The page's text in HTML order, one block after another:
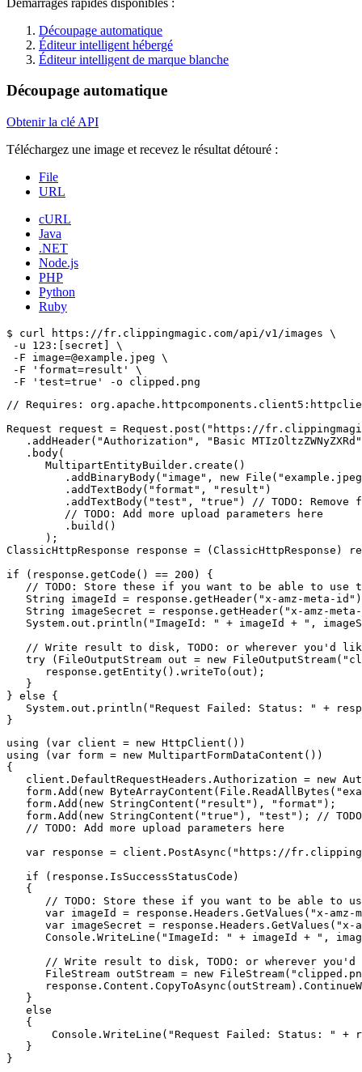
Découpage automatique
Éditeur intelligent hébergé
Éditeur intelligent de marque blanche
Découpage automatique
Obtenir la clé API
Téléchargez une image et recevez le résultat détouré :
File
URL
cURL
Java
.NET
Node.js
PHP
Python
Ruby
$ curl https://fr.clippingmagic.com/api/v1/images \
-u 123:[secret] \
-F image=@example.jpeg \
-F 'format=result' \
// Requires:
Request request = Request.post("https://
.addHeader("Authorization", "Basic
   .body(
      MultipartEntityBuilder.create()
.addBinaryBody("image", new
         .addTextBody("format", "result")
.addTextBody("test", "true") // TODO: Remove
         // TODO: Add more upload parameters here
         .build()
      );
ClassicHttpResponse response = (ClassicHttpResponse)
if (response.getCode() == 200) {
// TODO: Store these if you want to be able to use
String imageId = response.getHeader("x-amz-meta-
String imageSecret = response.getHeader("x-amz-
System.out.println("ImageId: " + imageId + ",
// Write result to disk, TODO: or wherever you'd
try (FileOutputStream out = new
      response.getEntity().writeTo(out);
   }
} else {
System.out.println("Request Failed: Status: " +
using (var client = new HttpClient())
using (var form = new MultipartFormDataContent())
{
client.DefaultRequestHeaders.Authorization = new
form.Add(new
   form.Add(new StringContent("result"), "format");
form.Add(new StringContent("true"), "test"); //
   // TODO: Add more upload parameters here
var response = client.PostAsync("https://
   if (response.IsSuccessStatusCode)
   {
// TODO: Store these if you want to be able to
var imageId = response.Headers.GetValues("x-amz-
var imageSecret =
Console.WriteLine("ImageId: " + imageId + ",
// Write result to disk, TODO: or wherever you'd
FileStream outStream = new
   }
   else
   {
Console.WriteLine("Request Failed: Status: " +
   }